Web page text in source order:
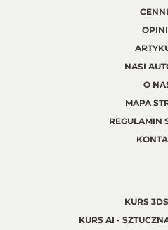
NASI
O
MAPA
REGULAMIN
KURS
KURS AI -